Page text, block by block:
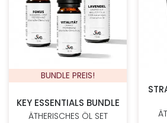
BUNDLE PREIS!
KEY ESSENTIALS BUNDLE
ÄTHERISCHES ÖL SET